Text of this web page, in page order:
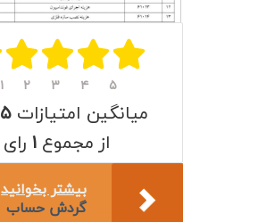
۱ ۲ ۳ ۴ ۵
میانگین امتیازات ۵
از مجموع ۱ رای
بیشتر بخوانید
گردش حساب